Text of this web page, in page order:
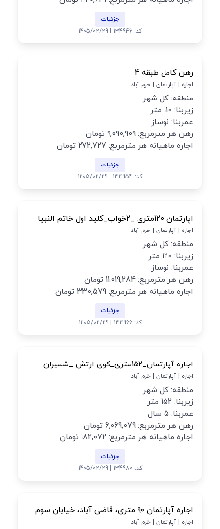
جزئیات
کد: 134946 | 1405/02/29
رهن کامل طبقه 4
اجاره | آپارتمان | خرم آباد
منطقه: کل شهر
زیربنا: 110 متر
عمربنا: نوساز
رهن هر مترمربع: 9,090,909 تومان
اجاره ماهیانه هر مترمربع: 272,727 تومان
جزئیات
کد: 134954 | 1405/02/29
اپارتمان 120متری _2خواب_کلید اول خاتم النبیا
اجاره | آپارتمان | خرم آباد
منطقه: کل شهر
زیربنا: 120 متر
عمربنا: نوساز
رهن هر مترمربع: 11,019,284 تومان
اجاره ماهیانه هر مترمربع: 330,579 تومان
جزئیات
کد: 134966 | 1405/02/29
اجاره آپارتمان_152متری_کوی ارتش _شمیران
اجاره | آپارتمان | خرم آباد
منطقه: کل شهر
زیربنا: 152 متر
عمربنا: 5 سال
رهن هر مترمربع: 6,069,079 تومان
اجاره ماهیانه هر مترمربع: 182,072 تومان
جزئیات
کد: 134980 | 1405/02/29
اجاره آپارتمان ۹۰ متری، قاضی آباد، خیابان سوم
اجاره | آپارتمان | خرم آباد